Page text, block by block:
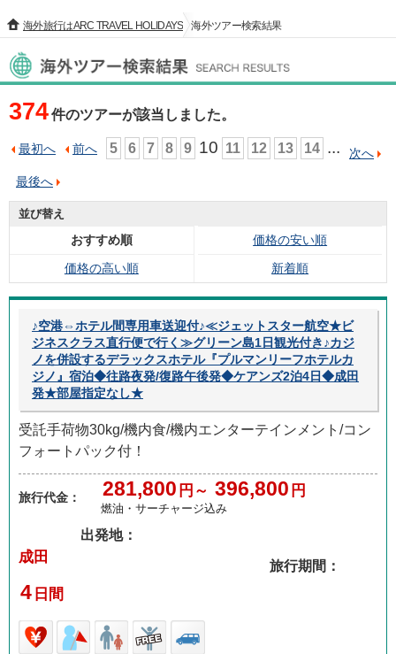
海外旅行はARC TRAVEL HOLIDAYS 海外ツアー検索結果
海外ツアー検索結果
374件のツアーが該当しました。
最初へ 前へ 5 6 7 8 9 10 11 12 13 14 ...
次へ
最後へ
並び替え
おすすめ順
価格の安い順
価格の高い順
新着順
♪空港⇔ホテル間専用車送迎付♪≪ジェットスター航空★ビ
ジネスクラス直行便で行く≫グリーン島1日観光付き♪カジ
ノを併設するデラックスホテル『プルマンリーフホテルカ
ジノ』宿泊◆往路夜発/復路午後発◆ケアンズ2泊4日◆成田
発★部屋指定なし★
受託手荷物30kg/機内食/機内エンターテインメント/コン
フォートパック付！
旅行代金： 281,800 円～ 396,800 円
燃油・サーチャージ込み
出発地：
成田
旅行期間：
4 日間